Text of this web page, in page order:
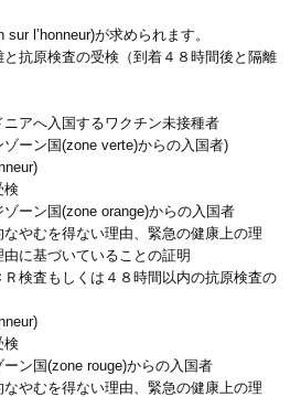
l’honneur)が求められます。
と抗原検査の受検（到着４８時間後と隔離
ニアへ入国するワクチン未接種者
ーン国(zone verte)からの入国者)
検
ーン国(zone orange)からの入国者
なやむを得ない理由、緊急の健康上の理
に基づいていることの証明
Ｒ検査もしくは４８時間以内の抗原検査の
検
ン国(zone rouge)からの入国者
なやむを得ない理由、緊急の健康上の理